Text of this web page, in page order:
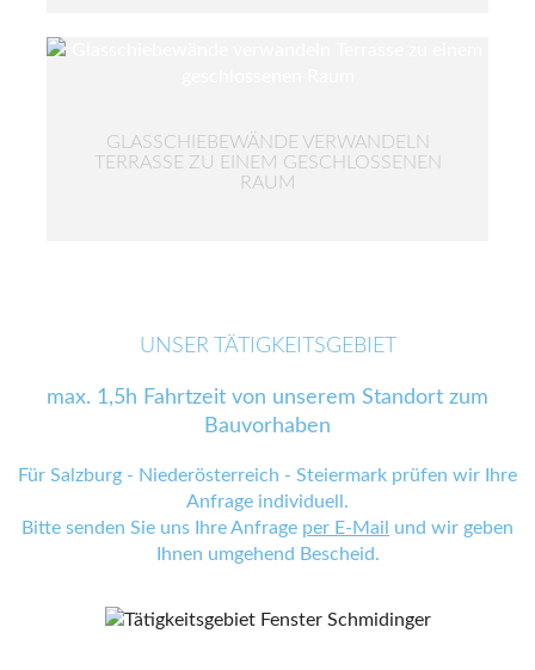
GLASSCHIEBEWÄNDE VERWANDELN
TERRASSE ZU EINEM GESCHLOSSENEN
RAUM
UNSER TÄTIGKEITSGEBIET
max. 1,5h Fahrtzeit von unserem Standort zum
Bauvorhaben
Für Salzburg - Niederösterreich - Steiermark prüfen wir Ihre
Anfrage individuell.
Bitte senden Sie uns Ihre Anfrage per E-Mail
und wir geben
Ihnen umgehend Bescheid.